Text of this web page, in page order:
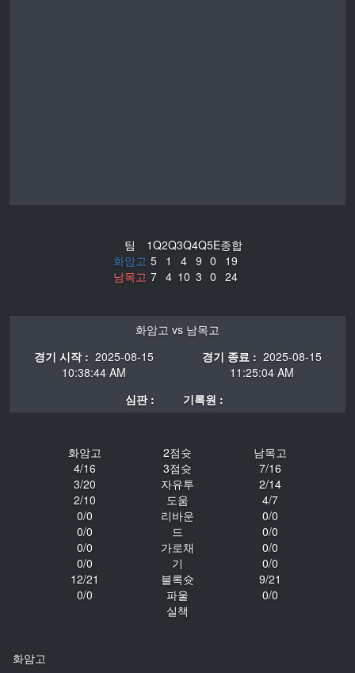
팀
화암고
남목고
1Q
5
7
2Q
1
4
3Q
4
10
4Q
9
3
5E
0
0
종합
19
24
화암고 vs 남목고
경기 시작 : 2025-08-15
10:38:44 AM
경기 종료 : 2025-08-15
11:25:04 AM
심판 :
기록원 :
화암고
4/16
3/20
2/10
0/0
0/0
0/0
0/0
12/21
0/0
2점슛
3점슛
자유투
도움
리바운
드
가로채
기
블록슛
파울
실책
남목고
7/16
2/14
4/7
0/0
0/0
0/0
0/0
9/21
0/0
화암고